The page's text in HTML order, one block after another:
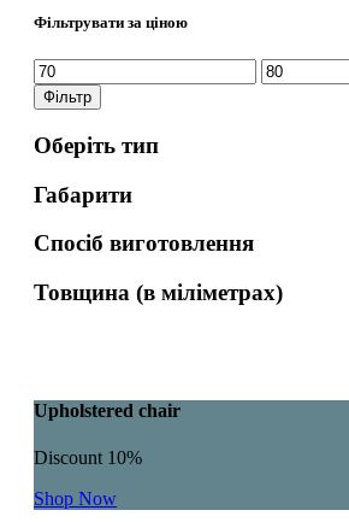
Фільтрувати за ціною
Мінімальна
ціна
Найбільша
ціна
Фільтр
Оберіть тип
Габарити
Спосіб виготовлення
Товщина (в міліметрах)
Upholstered chair
Discount 10%
Shop Now